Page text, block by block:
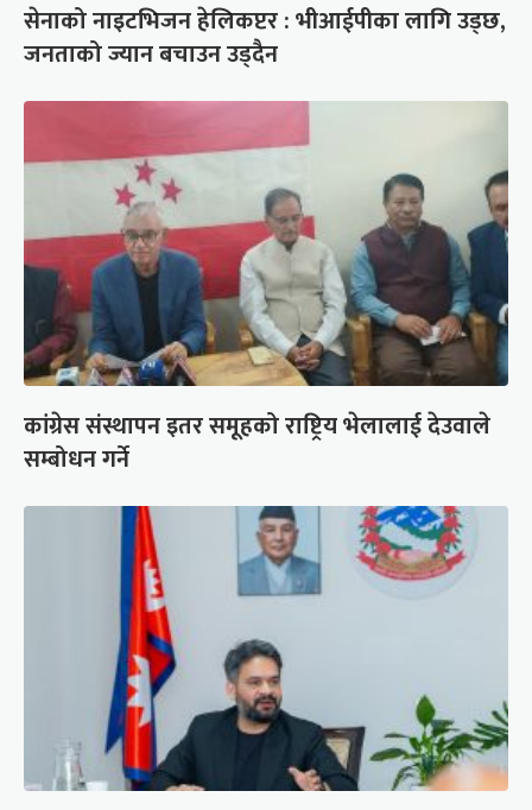
सेनाको नाइटभिजन हेलिकप्टर : भीआईपीका लागि उड्छ,
जनताको ज्यान बचाउन उड्दैन
कांग्रेस संस्थापन इतर समूहको राष्ट्रिय भेलालाई देउवाले
सम्बोधन गर्ने